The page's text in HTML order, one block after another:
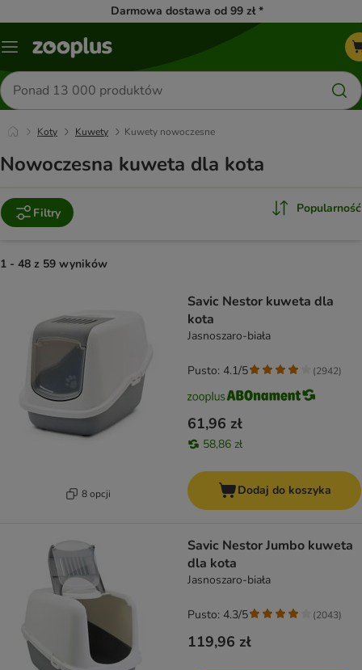
Darmowa dostawa od 99 zł *
Menu
Szukaj
produktów
Koty Kuwety Kuwety nowoczesne
Nowoczesna kuweta dla kota
Filtry Popularność
1 - 48 z 59 wyników
8 opcji
Savic Nestor kuweta dla
kota
Jasnoszaro-biała
61,96 zł
58,86 zł
Pusto: 4.1/5 (2942)
Dodaj do koszyka
Savic Nestor Jumbo kuweta
dla kota
Jasnoszaro-biała
119,96 zł
Pusto: 4.3/5 (2043)